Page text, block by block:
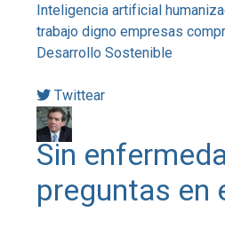
Inteligencia artificial
trabajo digno empresas
Desarrollo Sostenible
Twittear
Sin
preguntas en